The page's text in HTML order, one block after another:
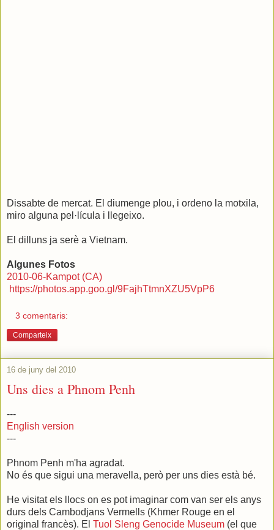
Dissabte de mercat. El diumenge plou, i ordeno la motxila,
miro alguna pel·lícula i llegeixo.
El dilluns ja serè a Vietnam.
Algunes Fotos
2010-06-Kampot (CA)
https://photos.app.goo.gl/9FajhTtmnXZU5VpP6
3 comentaris:
Comparteix
16 de juny del 2010
Uns dies a Phnom Penh
---
English version
---
Phnom Penh m'ha agradat.
No és que sigui una meravella, però per uns dies està bé.
He visitat els llocs on es pot imaginar com van ser els anys
durs dels Cambodjans Vermells (Khmer Rouge en el
original francès). El Tuol Sleng Genocide Museum (el que